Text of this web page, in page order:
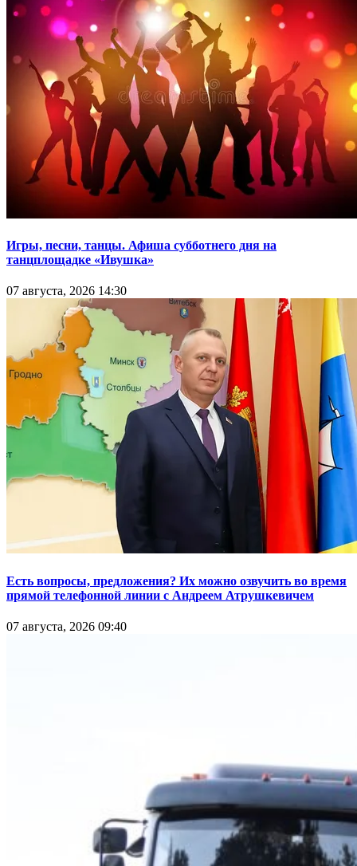
Игры, песни, танцы. Афиша субботнего дня на
танцплощадке «Ивушка»
07 августа, 2026 14:30
Есть вопросы, предложения? Их можно озвучить во время
прямой телефонной линии с Андреем Атрушкевичем
07 августа, 2026 09:40